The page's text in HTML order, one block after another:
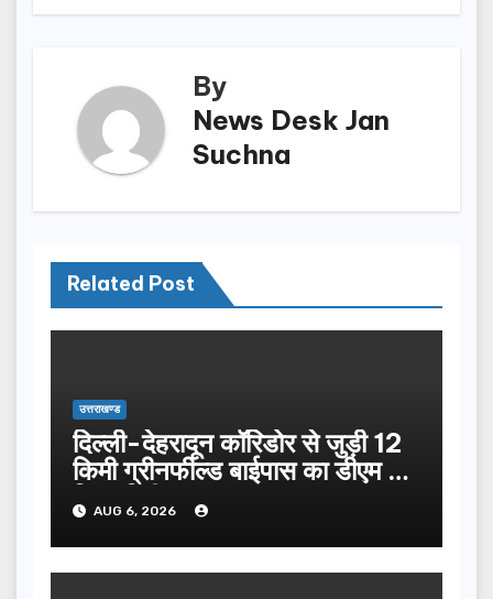
By
News Desk Jan
Suchna
Related Post
उत्तराखण्ड
दिल्ली-देहरादून कॉरिडोर से जुड़ी 12
किमी ग्रीनफील्ड बाईपास का डीएम ने
किया निरीक्षण…
AUG 6, 2026